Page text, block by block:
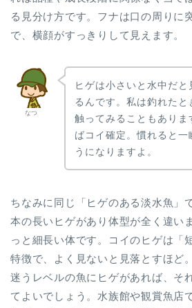
る見分け方です。フナは口の周りに
で、横顔がすっきりして見えます。
なつ
ヒゲは小さいと水中だ
るんです。私は釣れたと
触ってみることもあり
ばコイ確定。慣れると一
うになりますよ。
ちなみに同じ「ヒゲのある淡水魚」
本の長いヒゲがあり体型が全く違い
っと細長い体です。コイのヒゲは「
特徴で、よく見ないと見落とすほど
迷うレベルの魚にヒゲがあれば、そ
てよいでしょう。水族館や観賞魚店